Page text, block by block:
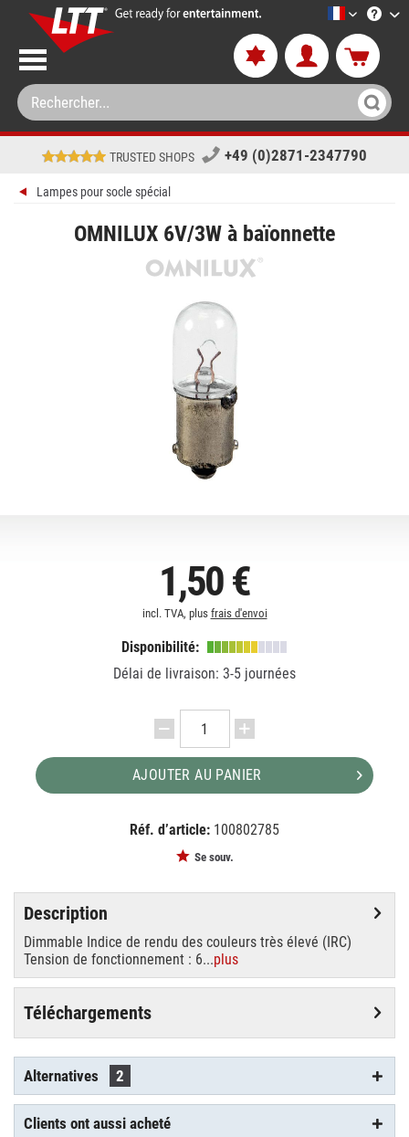
LTT-
TRUSTED SHOPS +49 (0)2871-2347790
Lampes pour socle spécial
OMNILUX 6V/3W à baïonnette
1,50 €
incl. TVA, plus frais d'envoi
Disponibilité:
Délai de livraison: 3-5 journées
AJOUTER AU PANIER
Réf. d’article: 100802785
Se souv.
Description
Dimmable Indice de rendu des couleurs très élevé (IRC)
Tension de fonctionnement : 6...plus
Téléchargements
Alternatives 2
Clients ont aussi acheté